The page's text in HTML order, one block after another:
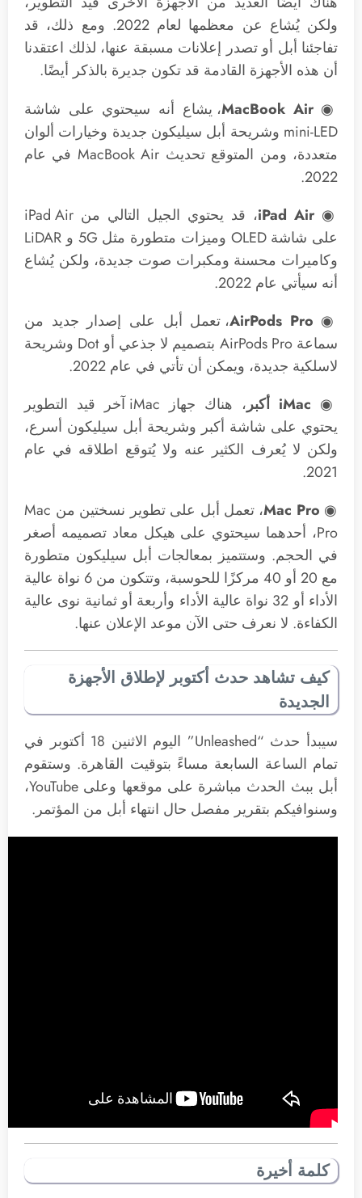
ولكن يُشاع عن معظمها لعام 2022. ومع ذلك، قد
تفاجئنا أبل أو تصدر إعلانات مسبقة عنها، لذلك اعتقدنا
أن هذه الأجهزة القادمة قد تكون جديرة بالذكر أيضًا.
◉
MacBook Air، يشاع أنه سيحتوي على شاشة
mini-LED وشريحة أبل سيليكون جديدة وخيارات ألوان
متعددة، ومن المتوقع تحديث MacBook Air في عام
2022.
◉
iPad Air
على شاشة OLED وميزات متطورة مثل 5G و LiDAR
وكاميرات محسنة ومكبرات صوت جديدة، ولكن يُشاع
أنه سيأتي عام 2022.
◉
AirPods Pro، تعمل أبل على إصدار جديد من
سماعة AirPods Pro بتصميم لا جذعي أو Dot وشريحة
لاسلكية جديدة، ويمكن أن تأتي في عام 2022.
◉ iMac أكبر
، هناك جهاز iMac‌ آخر قيد التطوير
يحتوي على شاشة أكبر وشريحة أبل سيليكون أسرع،
ولكن لا يُعرف الكثير عنه ولا يُتوقع اطلاقه في عام
2021.
◉
Mac Pro
، تعمل أبل على تطوير نسختين من Mac
Pro، أحدهما سيحتوي على هيكل معاد تصميمه أصغر
في الحجم. وستتميز بمعالجات أبل سيليكون متطورة
مع 20 أو 40 مركزًا للحوسبة، وتتكون من 6 نواة عالية
الأداء أو 32 نواة عالية الأداء وأربعة أو ثمانية نوى عالية
الكفاءة. لا نعرف حتى الآن موعد الإعلان عنها.
كيف تشاهد حدث أكتوبر لإطلاق الأجهزة
الجديدة
سيبدأ حدث “Unleashed” اليوم الاثنين 18 أكتوبر في
تمام الساعة السابعة مساءً بتوقيت القاهرة. وستقوم
أبل ببث الحدث مباشرة على موقعها وعلى YouTube،
وسنوافيكم بتقرير مفصل حال انتهاء أبل من المؤتمر.
كلمة أخيرة